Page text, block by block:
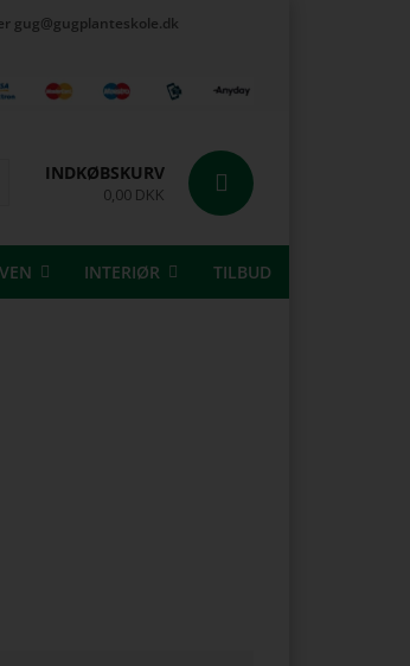
gug@gugplanteskole.dk
INDKØBSKURV
0,00 DKK
INTERIØR TILBUD